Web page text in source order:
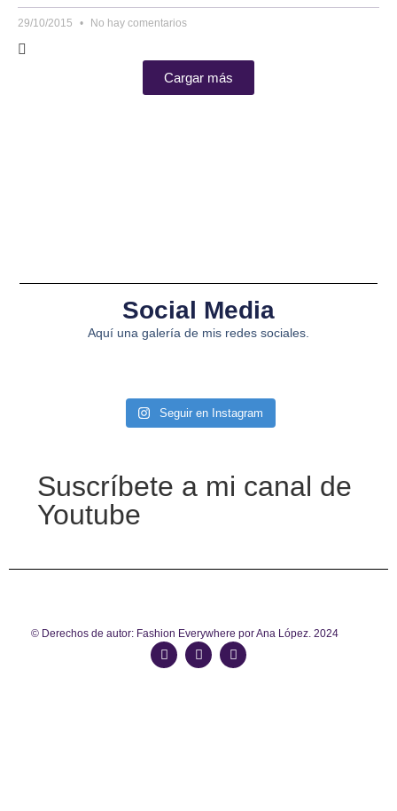
29/10/2015 No hay comentarios
Cargar más
Social Media
Aquí una galería de mis redes sociales.
Seguir en Instagram
Suscríbete a mi canal de
Youtube
© Derechos de autor: Fashion Everywhere por Ana López. 2024